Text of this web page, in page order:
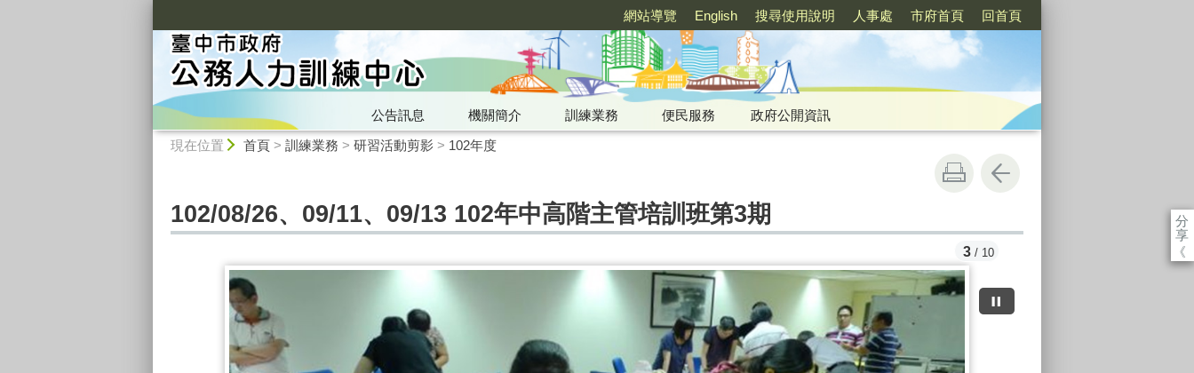
網站導覽 English 搜尋使用說明 人事處 市府首頁 回首頁
公告訊息 機關簡介 訓練業務 便民服務
政府公開資訊
現在位置 首頁> 訓練業務 > 研習活動剪影> 102年度
分
享
《
102/08/26、09/11、09/13 102年中高階主管培訓班第3期
3 / 10